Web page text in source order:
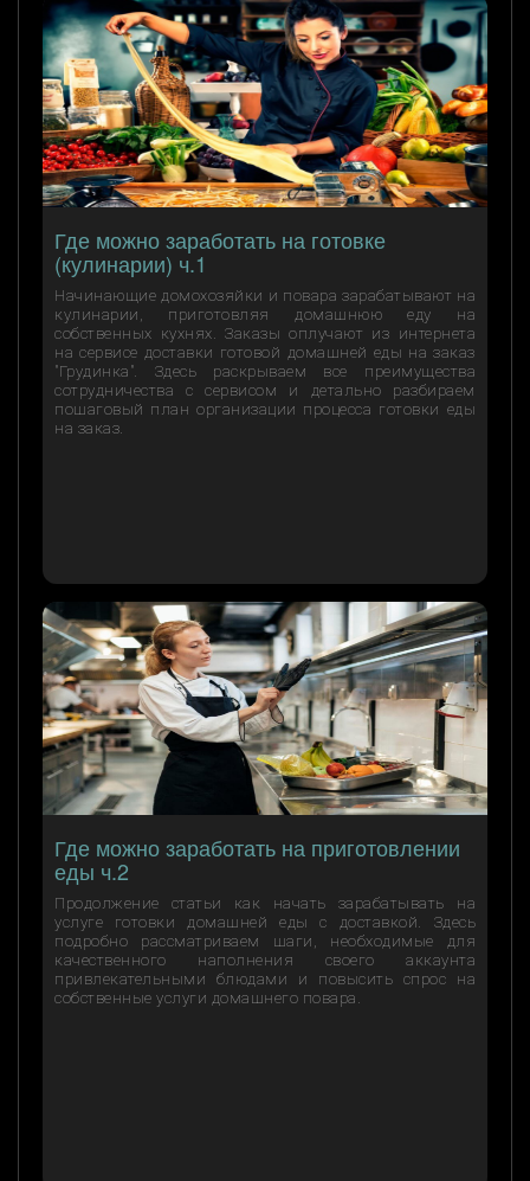
Где можно заработать на готовке
(кулинарии) ч.1
Начинающие домохозяйки и повара зарабатывают на
кулинарии, приготовляя домашнюю еду на
собственных кухнях. Заказы оплучают из интернета
на сервисе доставки готовой домашней еды на заказ
"Грудинка". Здесь раскрываем все преимущества
сотрудничества с сервисом и детально разбираем
пошаговый план организации процесса готовки еды
на заказ.
Где можно заработать на приготовлении
еды ч.2
Продолжение статьи как начать зарабатывать на
услуге готовки домашней еды с доставкой. Здесь
подробно рассматриваем шаги, необходимые для
качественного наполнения своего аккаунта
привлекательными блюдами и повысить спрос на
собственные услуги домашнего повара.